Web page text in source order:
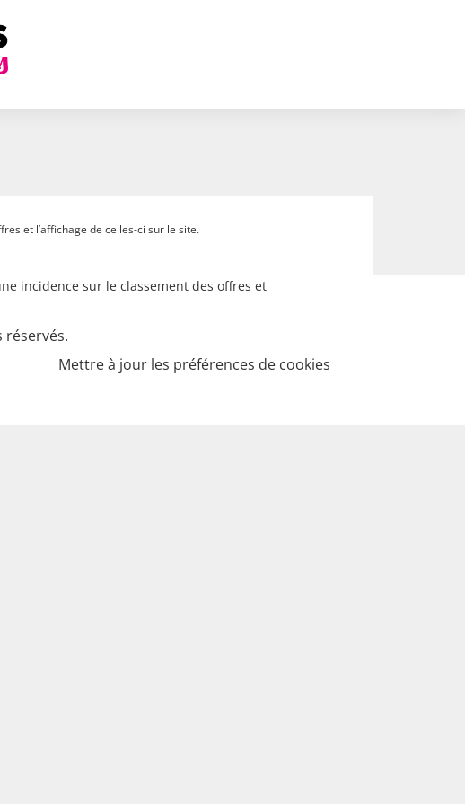
et l’affichage de celles-ci sur le site.
incidence sur le classement des offres et
réservés.
Mettre à jour les préférences de cookies